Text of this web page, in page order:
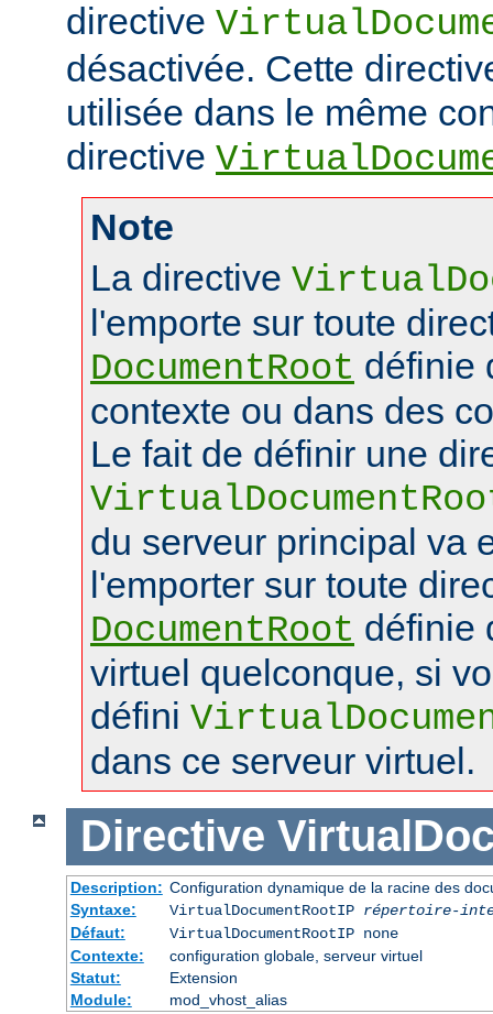
directive
désactivée. Cette
utilisée dans le même
directive
Note
La directive
l'emporte sur toute
DocumentRoot définie
contexte ou dans des
Le fait de définir une
du serveur principal va
l'emporter sur toute
DocumentRoot définie
virtuel quelconque, si
défini
dans ce serveur virtuel.
Directive
Description: Configuration dynamique de la racine des
Syntaxe:
VirtualDocumentRootIP répertoire-
Défaut:
VirtualDocumentRootIP none
Contexte:
configuration globale, serveur virtuel
Statut:
Extension
Module:
mod_vhost_alias